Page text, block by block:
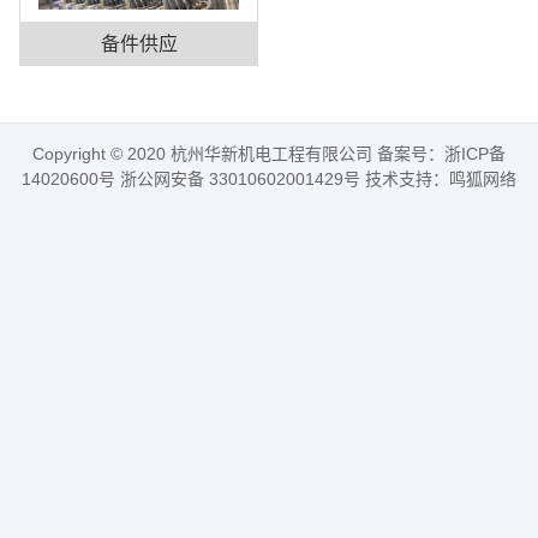
备件供应
Copyright © 2020 杭州华新机电工程有限公司 备案号： 浙ICP备
14020600号 浙公网安备 33010602001429号 技术支持： 鸣狐网络